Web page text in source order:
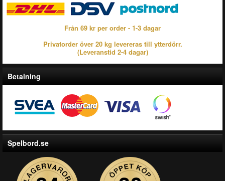
Från 69 kr per order - 1-3 dagar
Privatorder över 20 kg levereras till ytterdörr.
(Leveranstid 2-4 dagar)
Betalning
Spelbord.se